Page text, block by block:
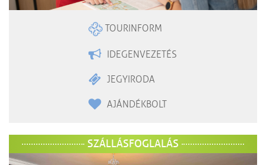
TOURINFORM
IDEGENVEZETÉS
JEGYIRODA
AJÁNDÉKBOLT
SZÁLLÁSFOGLALÁS